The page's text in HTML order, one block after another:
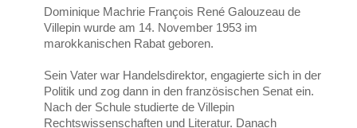
Dominique Machrie François René Galouzeau de
Villepin wurde am 14. November 1953 im
marokkanischen Rabat geboren.
Sein Vater war Handelsdirektor, engagierte sich in der
Politik und zog dann in den französischen Senat ein.
Nach der Schule studierte de Villepin
Rechtswissenschaften und Literatur. Danach